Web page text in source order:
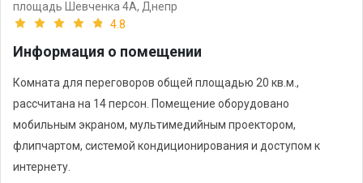
площадь Шевченка 4А, Днепр
4.8
Информация о помещении
Комната для переговоров общей площадью 20 кв.м.,
рассчитана на 14 персон. Помещение оборудовано
мобильным экраном, мультимедийным проектором,
флипчартом, системой кондиционирования и доступом к
интернету.